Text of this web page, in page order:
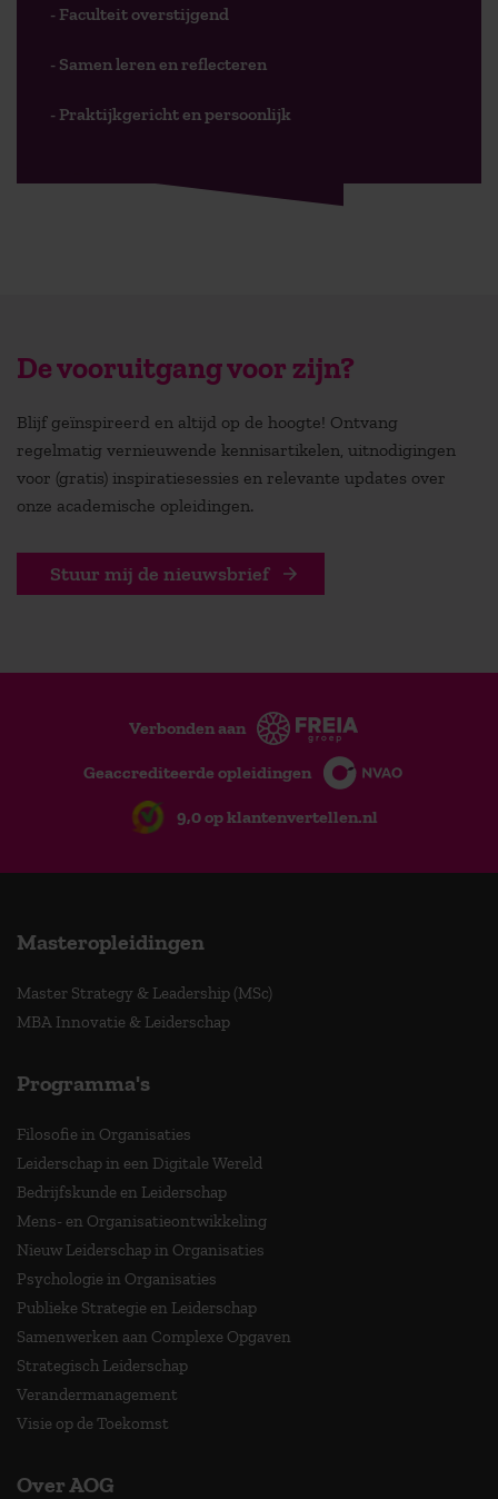
- Faculteit overstijgend
- Samen leren en reflecteren
- Praktijkgericht en persoonlijk
De vooruitgang voor zijn?
Blijf geïnspireerd en altijd op de hoogte! Ontvang
regelmatig vernieuwende kennisartikelen, uitnodigingen
voor (gratis) inspiratiesessies en relevante updates over
onze academische opleidingen.
Stuur mij de nieuwsbrief
Verbonden aan
Geaccrediteerde opleidingen
9,0 op klantenvertellen.nl
Masteropleidingen
Master Strategy & Leadership (MSc)
MBA Innovatie & Leiderschap
Programma's
Filosofie in Organisaties
Leiderschap in een Digitale Wereld
Bedrijfskunde en Leiderschap
Mens- en Organisatieontwikkeling
Nieuw Leiderschap in Organisaties
Psychologie in Organisaties
Publieke Strategie en Leiderschap
Samenwerken aan Complexe Opgaven
Strategisch Leiderschap
Verandermanagement
Visie op de Toekomst
Over AOG